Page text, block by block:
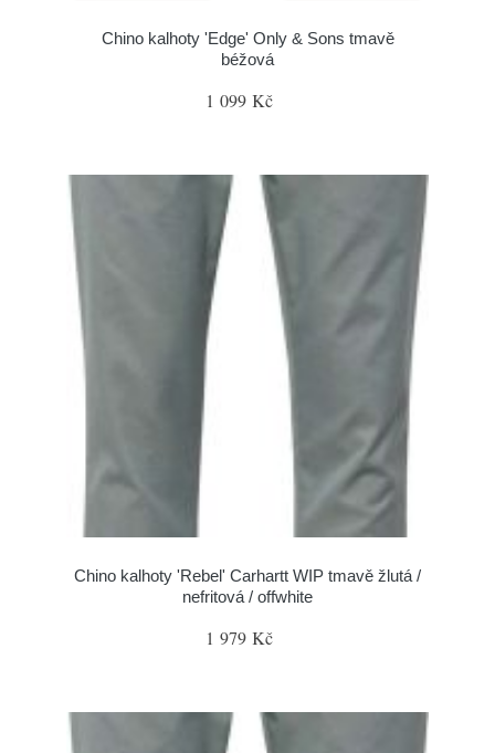
Chino kalhoty 'Edge' Only & Sons tmavě
béžová
1 099 Kč
Chino kalhoty 'Rebel' Carhartt WIP tmavě žlutá /
nefritová / offwhite
1 979 Kč